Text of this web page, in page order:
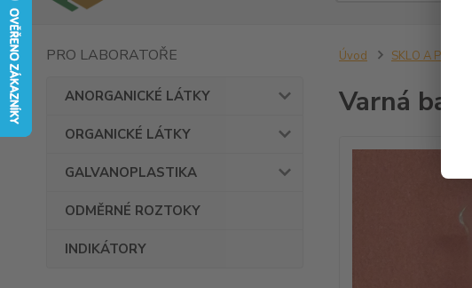
PRO LABORATOŘE
ANORGANICKÉ LÁTKY
ORGANICKÉ LÁTKY
GALVANOPLASTIKA
ODMĚRNÉ ROZTOKY
INDIKÁTORY
Úvod SKLO A
Varná